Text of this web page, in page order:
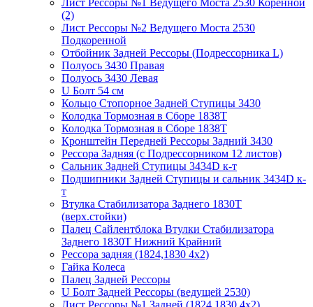
(2)
Лист Рессоры №2 Ведущего Моста 2530
Подкоренной
Отбойник Задней Рессоры (Подрессорника L)
Полуось 3430 Правая
Полуось 3430 Левая
U Болт 54 см
Кольцо Стопорное Задней Ступицы 3430
Колодка Тормозная в Сборе 1838Т
Колодка Тормозная в Сборе 1838Т
Кронштейн Передней Рессоры Задний 3430
Рессора Задняя (с Подрессорником 12 листов)
Сальник Задней Ступицы 3434D к-т
Подшипники Задней Ступицы и сальник 3434D к-
т
Втулка Стабилизатора Заднего 1830T
(верх.стойки)
Палец Сайлентблока Втулки Стабилизатора
Заднего 1830Т Нижний Крайний
Рессора задняя (1824,1830 4х2)
Гайка Колеса
Палец Задней Рессоры
U Болт Задней Рессоры (ведущей 2530)
Лист Рессоры №1 Задней (1824,1830 4х2)